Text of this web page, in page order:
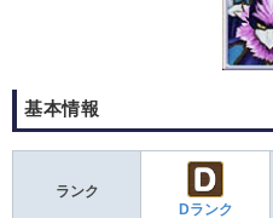
基本情報
ランク
Dランク